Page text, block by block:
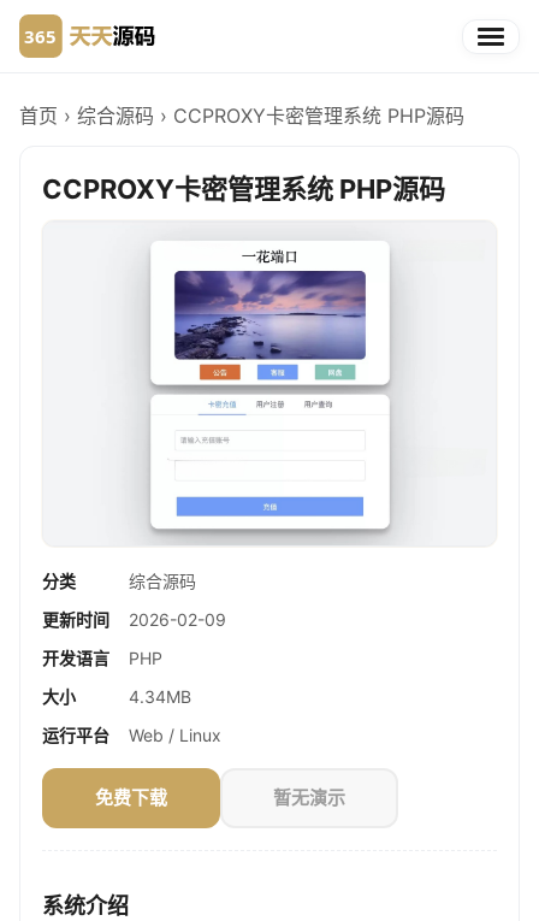
首页 › 综合源码 › CCPROXY卡密管理系统 PHP源码
CCPROXY卡密管理系统 PHP源码
分类
综合源码
更新时间
2026-02-09
开发语言
PHP
大小
4.34MB
运行平台
Web / Linux
免费下载 暂无演示
系统介绍